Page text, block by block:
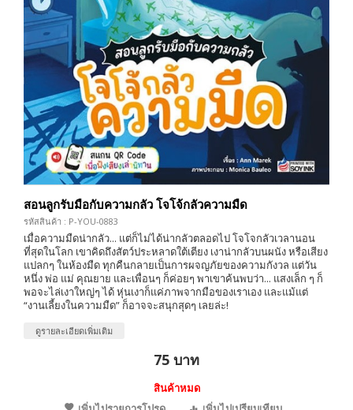
สอนลูกรับมือกับความกลัว โจโจ้กลัวความมืด
รหัสสินค้า : P-YOU-0883
เมื่อความมืดน่ากลัว... แต่ก็ไม่ได้น่ากลัวตลอดไป โจโจกลัวเวลานอน
ที่สุดในโลก เขาคิดถึงสัตว์ประหลาดใต้เตียง เงาน่ากลัวบนผนัง หรือเสียง
แปลกๆ ในห้องมืด ทุกคืนกลายเป็นการผจญภัยของความกังวล แต่วัน
หนึ่ง พ่อ แม่ คุณยาย และเพื่อนๆ ก็ค่อยๆ พาเขาค้นพบว่า... แสงเล็ก ๆ ก็
พอจะไล่เงาใหญ่ๆ ได้ หุ่นเงาก็แค่ภาพจากมือของเราเอง และแม้แต่
“งานเลี้ยงในความมืด” ก็อาจจะสนุกสุดๆ เลยล่ะ!
ดูรายละเอียดเพิ่มเติม
75 บาท
สินค้าหมด